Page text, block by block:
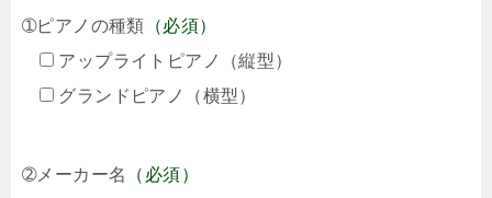
➀ピアノの種類 （必須）
アップライトピアノ（縦型）
グランドピアノ（横型）
➁メーカー名
（必須）